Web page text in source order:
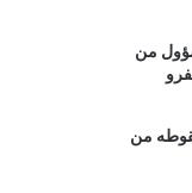
من
من